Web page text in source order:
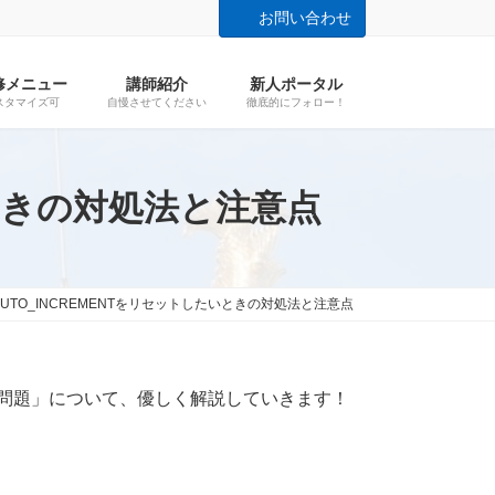
お問い合わせ
メニュー
タマイズ可
講師紹介
自慢させてください
新人ポータル
徹底的にフォロー！
の対処法と注意点
をリセットしたいときの対処法と注意点
」について、優しく解説していきます！